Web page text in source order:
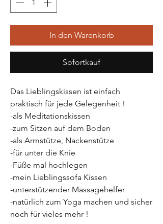
In den Warenkorb
Sofortkauf
Das Lieblingskissen ist einfach
praktisch für jede Gelegenheit !
-als Meditationskissen
-zum Sitzen auf dem Boden
-als Armstütze, Nackenstütze
-für unter die Knie
-Füße mal hochlegen
-mein Lieblingssofa Kissen
-unterstützender Massagehelfer
-natürlich zum Yoga machen und sicher
noch für vieles mehr !